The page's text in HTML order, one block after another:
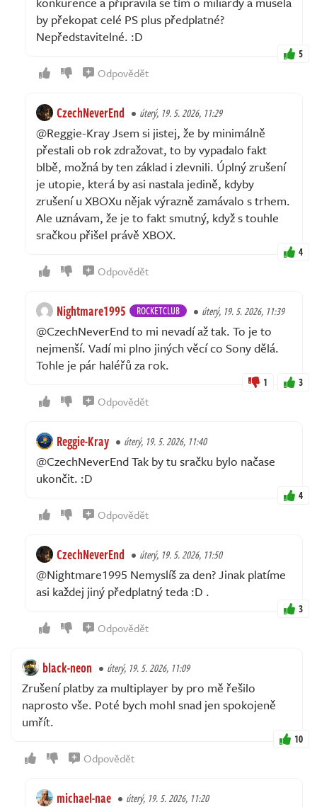
by překopat celé PS plus předplatné?
Nepředstavitelné. :D
5
Odpovědět
CzechNeverEnd úterý, 19. 5. 2026, 11:29
@Reggie-Kray Jsem si jistej, že by minimálně
přestali ob rok zdražovat, to by vypadalo fakt
blbě, možná by ten základ i zlevnili. Úplný zrušení
je utopie, která by asi nastala jedině, kdyby
zrušení u XBOXu nějak výrazně zamávalo s trhem.
Ale uznávam, že je to fakt smutný, když s touhle
sračkou přišel právě XBOX.
4
Odpovědět
Nightmare1995 ROCKETCLUB úterý, 19. 5. 2026, 11:39
@CzechNeverEnd to mi nevadí až tak. To je to
nejmenší. Vadí mi plno jiných věcí co Sony dělá.
Tohle je pár haléřů za rok.
1 3
Odpovědět
Reggie-Kray úterý, 19. 5. 2026, 11:40
@CzechNeverEnd Tak by tu sračku bylo načase
ukončit. :D
4
Odpovědět
CzechNeverEnd úterý, 19. 5. 2026, 11:50
@Nightmare1995 Nemyslíš za den? Jinak platíme
asi každej jiný předplatný teda :D .
3
Odpovědět
black-neon úterý, 19. 5. 2026, 11:09
Zrušení platby za multiplayer by pro mě řešilo
naprosto vše. Poté bych mohl snad jen spokojeně
umřít.
10
Odpovědět
michael-nae úterý, 19. 5. 2026, 11:20